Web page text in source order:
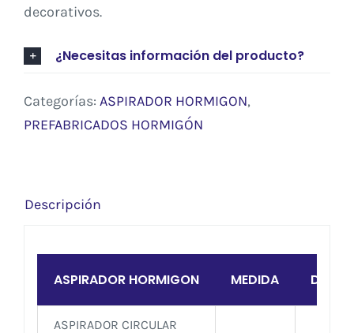
decorativos.
¿Necesitas información del producto?
Categorías: ASPIRADOR HORMIGON,
PREFABRICADOS HORMIGÓN
Descripción
ASPIRADOR HORMIGON MEDIDA D/20
ASPIRADOR CIRCULAR